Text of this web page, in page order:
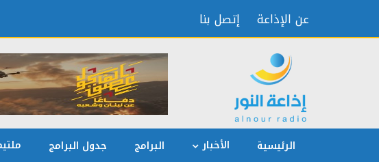
عن الإذاعة إتصل بنا
الرئيسية الأخبار البرامج جدول البرامج